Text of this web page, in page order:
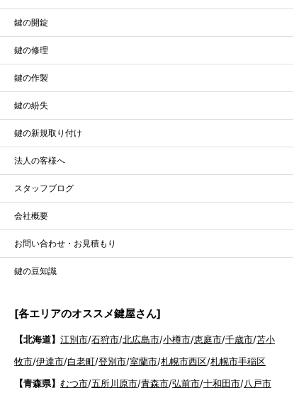
鍵の開錠
鍵の修理
鍵の作製
鍵の紛失
鍵の新規取り付け
法人の客様へ
スタッフブログ
会社概要
お問い合わせ・お見積もり
鍵の豆知識
[各エリアのオススメ鍵屋さん]
【北海道】 江別市/石狩市/北広島市/小樽市/恵庭市/千歳市/苫小
牧市/伊達市/白老町/登別市/室蘭市/札幌市西区/札幌市手稲区
【青森県】 むつ市/五所川原市/青森市/弘前市/十和田市/八戸市